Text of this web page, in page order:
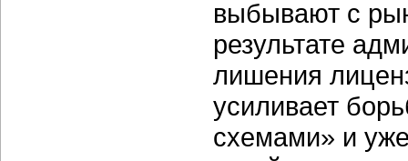
выбывают с
результате
лишения
усиливает
схемами» и